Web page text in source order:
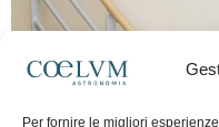
Per fornire le migliori